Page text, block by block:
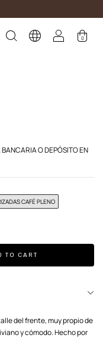
0
O DEPÓSITO EN
CAFÉ PLENO
del frente, muy propio de
y cómodo. Hecho por